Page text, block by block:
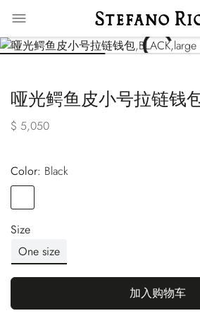
哑光鳄鱼皮小号拉链钱
$ 5,050
Color:
black
Size
One size
加入购物车